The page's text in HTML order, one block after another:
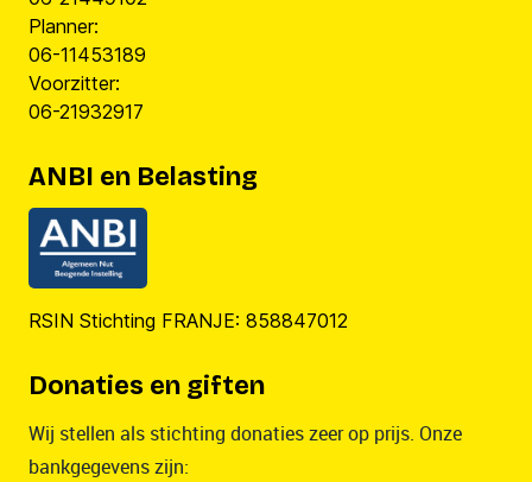
Planner:
06-11453189
Voorzitter:
06-21932917
ANBI en Belasting
RSIN Stichting FRANJE: 858847012
Donaties en giften
Wij stellen als stichting donaties zeer op prijs. Onze
bankgegevens zijn: